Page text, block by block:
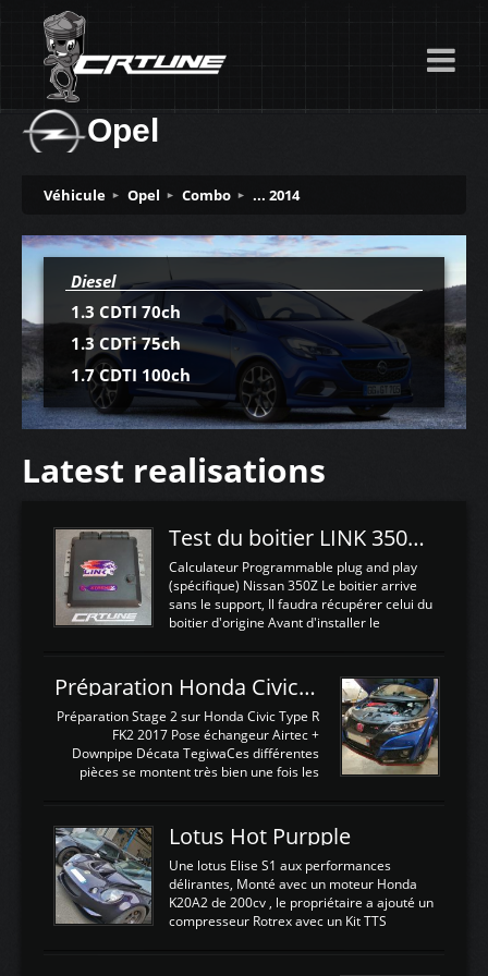
Opel
Véhicule Opel Combo ... 2014
Diesel
1.3 CDTI 70ch
1.3 CDTi 75ch
1.7 CDTI 100ch
Latest realisations
Test du boitier LINK 350Z Plugin ECU
Calculateur Programmable plug and play
(spécifique) Nissan 350Z Le boitier arrive
sans le support, Il faudra récupérer celui du
boitier d'origine Avant d'installer le
d'envoyer l'information de la large bande
dans le boitier. sydney sweeney deepfake
La sortie 0-5V de l'afr sera connectée sur
l'entrée AN Volt 8 et GndAN pour
Analogique, et Volt car l'information est une
tension (Pas une résistance variable d'un
est temps de brancher le ...
Préparation Honda Civic Type R FK2
Préparation Stage 2 sur Honda Civic Type R
FK2 2017 Pose échangeur Airtec +
Downpipe Décata TegiwaCes différentes
pièces se montent très bien une fois les
légere découpe du plastique inferieur,
negénant en rien la structure ou le
fonctionnement du fond plat. Une
reprogrammation Stage 2 est faite sur le
calculateur d'origine. Une alternative
économique au passage sur Hondata
d'origine 310cv et 400Nn , Une fois
Lotus Hot Purpple
Une lotus Elise S1 aux performances
délirantes, Monté avec un moteur Honda
K20A2 de 200cv , le propriétaire a ajouté un
compresseur Rotrex avec un Kit TTS